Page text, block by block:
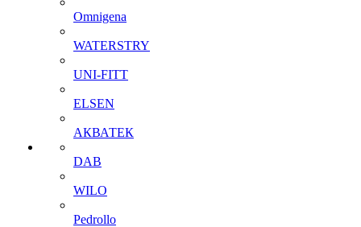
Omnigena
WATERSTRY
UNI-FITT
ELSEN
АКВАТЕК
DAB
WILO
Pedrollo